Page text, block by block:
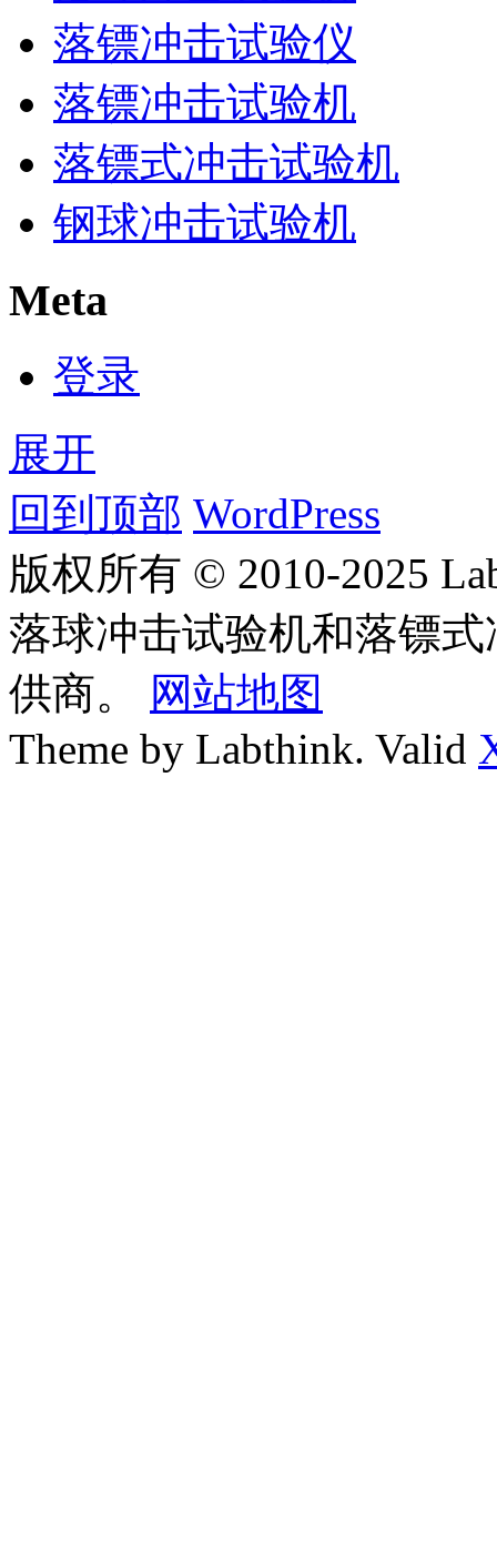
落镖冲击试验仪
落镖冲击试验机
落镖式冲击试验机
钢球冲击试验机
Meta
登录
展开
回到顶部 WordPress
版权所有 © 2010-2025
落球冲击试验机和落镖
供商。
网站地图
Theme by Labthink. Valid